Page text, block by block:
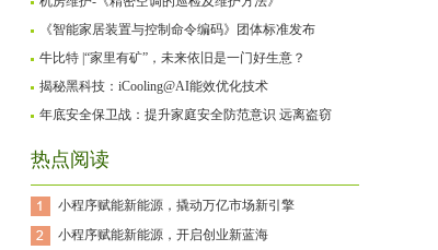
《智能家居装置与控制命令编码》团体标准发布
牛比特 |“家里有矿”，未来依旧是一门好生意？
揭秘黑科技：iCooling@AI能效优化技术
年底安全保卫战：提升家庭安全防范意识 远离盗窃
热点阅读
小程序赋能新能源，撬动万亿市场新引擎
小程序赋能新能源，开启创业新蓝海